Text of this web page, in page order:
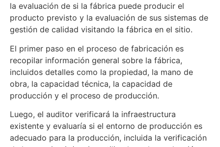
la evaluación de si la fábrica puede producir el
producto previsto y la evaluación de sus sistemas de
gestión de calidad visitando la fábrica en el sitio.
El primer paso en el proceso de fabricación es
recopilar información general sobre la fábrica,
incluidos detalles como la propiedad, la mano de
obra, la capacidad técnica, la capacidad de
producción y el proceso de producción.
Luego, el auditor verificará la infraestructura
existente y evaluaría si el entorno de producción es
adecuado para la producción, incluida la verificación